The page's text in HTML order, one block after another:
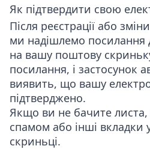
Як підтвердити свою
Після реєстрації або
ми надішлемо посилання
на вашу поштову
посилання, і застосунок
виявить, що вашу
підтверджено.
Якщо ви не бачите листа,
спамом або інші вкладки
скриньці.